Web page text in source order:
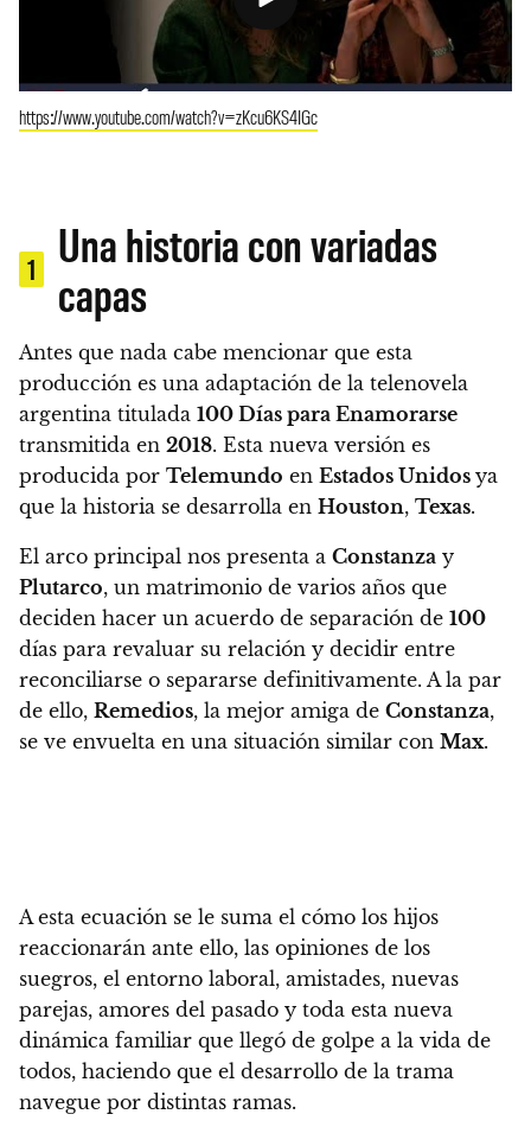
https://www.youtube.com/watch?v=zKcu6KS4IGc
1
Una historia con variadas
capas
Antes que nada cabe mencionar que esta
producción es una adaptación de la telenovela
argentina titulada 100 Días para Enamorarse
transmitida en 2018. Esta nueva versión es
producida por Telemundo en Estados Unidos ya
que la historia se desarrolla en Houston, Texas.
El arco principal nos presenta a Constanza y
Plutarco, un matrimonio de varios años que
deciden hacer un acuerdo de separación de 100
días para revaluar su relación y decidir entre
reconciliarse o separarse definitivamente. A la par
de ello, Remedios, la mejor amiga de Constanza,
se ve envuelta en una situación similar con Max.
A esta ecuación se le suma el cómo los hijos
reaccionarán ante ello, las opiniones de los
suegros, el entorno laboral, amistades, nuevas
parejas, amores del pasado y toda esta nueva
dinámica familiar que llegó de golpe a la vida de
todos, haciendo que el desarrollo de la trama
navegue por distintas ramas.